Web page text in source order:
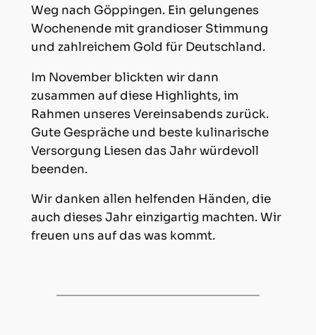
Weg nach Göppingen. Ein gelungenes
Wochenende mit grandioser Stimmung
und zahlreichem Gold für Deutschland.
Im November blickten wir dann
zusammen auf diese Highlights, im
Rahmen unseres Vereinsabends zurück.
Gute Gespräche und beste kulinarische
Versorgung Liesen das Jahr würdevoll
beenden.
Wir danken allen helfenden Händen, die
auch dieses Jahr einzigartig machten. Wir
freuen uns auf das was kommt.